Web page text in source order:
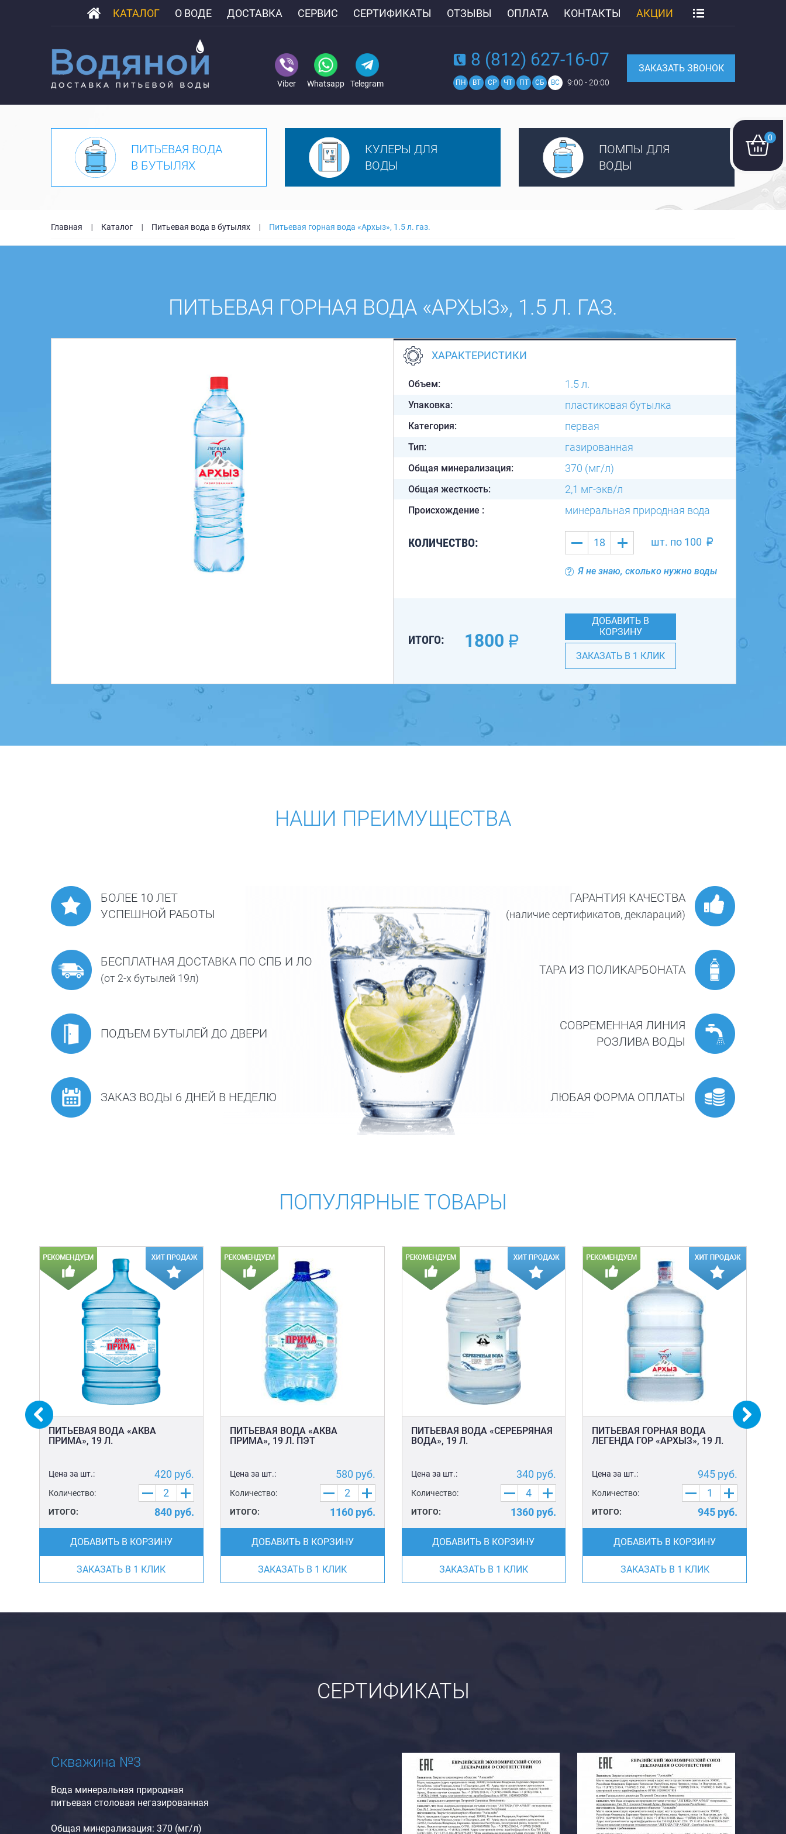
0
КАТАЛОГ О ВОДЕ ДОСТАВКА СЕРВИС СЕРТИФИКАТЫ ОТЗЫВЫ ОПЛАТА КОНТАКТЫ АКЦИИ
Viber Whatsapp Telegram
8 (812) 627-16-07
ПН ВТ СР ЧТ ПТ СБ ВС 9:00 - 20:00
ЗАКАЗАТЬ ЗВОНОК
ПИТЬЕВАЯ ВОДА
В БУТЫЛЯХ
КУЛЕРЫ ДЛЯ
ВОДЫ
ПОМПЫ ДЛЯ
ВОДЫ
Главная Каталог Питьевая вода в бутылях Питьевая горная вода «Архыз», 1.5 л. газ.
ПИТЬЕВАЯ ГОРНАЯ ВОДА «АРХЫЗ», 1.5 Л. ГАЗ.
ХАРАКТЕРИСТИКИ
Объем: 1.5 л.
Упаковка: пластиковая бутылка
Категория: первая
Тип: газированная
Общая минерализация: 370 (мг/л)
Общая жесткость: 2,1 мг-экв/л
Происхождение : минеральная природная вода
КОЛИЧЕСТВО: шт. по 100
Я не знаю, сколько нужно воды
ИТОГО: 1800
ДОБАВИТЬ В
КОРЗИНУ
ЗАКАЗАТЬ В 1 КЛИК
НАШИ ПРЕИМУЩЕСТВА
БОЛЕЕ 10 ЛЕТ
УСПЕШНОЙ РАБОТЫ
БЕСПЛАТНАЯ ДОСТАВКА ПО СПБ И ЛО
(от 2-х бутылей 19л)
ПОДЪЕМ БУТЫЛЕЙ ДО ДВЕРИ
ЗАКАЗ ВОДЫ 6 ДНЕЙ В НЕДЕЛЮ
ГАРАНТИЯ КАЧЕСТВА
(наличие сертификатов, деклараций)
ТАРА ИЗ ПОЛИКАРБОНАТА
СОВРЕМЕННАЯ ЛИНИЯ
РОЗЛИВА ВОДЫ
ЛЮБАЯ ФОРМА ОПЛАТЫ
ПОПУЛЯРНЫЕ ТОВАРЫ
ПИТЬЕВАЯ ВОДА «АКВА
ПРИМА», 19 Л.
Цена за шт.: 420 руб.
Количество:
ИТОГО: 840руб.
ДОБАВИТЬ В КОРЗИНУ
ЗАКАЗАТЬ В 1 КЛИК
ПИТЬЕВАЯ ВОДА «АКВА
ПРИМА», 19 Л. ПЭТ
Цена за шт.: 580 руб.
Количество:
ИТОГО: 1160руб.
ДОБАВИТЬ В КОРЗИНУ
ЗАКАЗАТЬ В 1 КЛИК
ПИТЬЕВАЯ ВОДА «СЕРЕБРЯНАЯ
ВОДА», 19 Л.
Цена за шт.: 340 руб.
Количество:
ИТОГО: 1360 руб.
ДОБАВИТЬ В КОРЗИНУ
ЗАКАЗАТЬ В 1 КЛИК
ПИТЬЕВАЯ ГОРНАЯ ВОДА
ЛЕГЕНДА ГОР «АРХЫЗ», 19 Л.
Цена за шт.: 945 руб.
Количество:
ИТОГО: 945 руб.
ДОБАВИТЬ В КОРЗИНУ
ЗАКАЗАТЬ В 1 КЛИК
СЕРТИФИКАТЫ
Скважина №3
Вода минеральная природная
питьевая столовая негазированная
Общая минерализация: 370 (мг/л)